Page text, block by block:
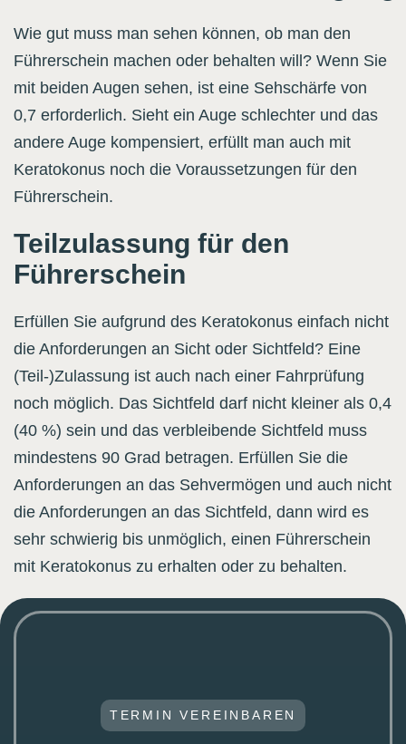
Wie gut muss man sehen können, ob man den
Führerschein machen oder behalten will? Wenn Sie
mit beiden Augen sehen, ist eine Sehschärfe von
0,7 erforderlich. Sieht ein Auge schlechter und das
andere Auge kompensiert, erfüllt man auch mit
Keratokonus noch die Voraussetzungen für den
Führerschein.
Teilzulassung für den
Führerschein
Erfüllen Sie aufgrund des Keratokonus einfach nicht
die Anforderungen an Sicht oder Sichtfeld? Eine
(Teil-)Zulassung ist auch nach einer Fahrprüfung
noch möglich. Das Sichtfeld darf nicht kleiner als 0,4
(40 %) sein und das verbleibende Sichtfeld muss
mindestens 90 Grad betragen. Erfüllen Sie die
Anforderungen an das Sehvermögen und auch nicht
die Anforderungen an das Sichtfeld, dann wird es
sehr schwierig bis unmöglich, einen Führerschein
mit Keratokonus zu erhalten oder zu behalten.
TERMIN VEREINBAREN